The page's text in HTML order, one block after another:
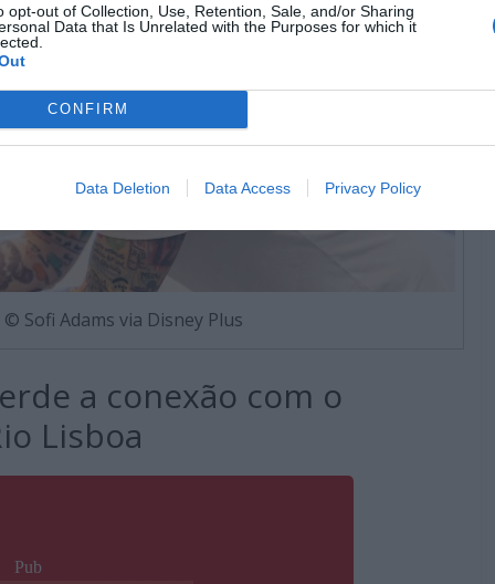
opt-out of Collection, Use, Retention, Sale, and/or Sharing
Data that Is Unrelated with the Purposes for which it
CONFIRM
Data Deletion Data Access Privacy Policy
© Sofi Adams via Disney Plus
a conexão com o
Lisboa
Pub